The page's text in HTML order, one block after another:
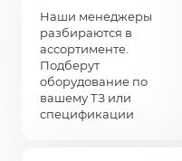
Наши менеджеры
разбираются в
ассортименте.
Подберут
оборудование по
вашему ТЗ или
спецификации